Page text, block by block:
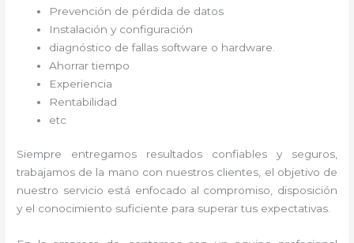
Prevención de pérdida de datos
Instalación y configuración
diagnóstico de fallas software o hardware
Ahorrar tiempo
Experiencia
Rentabilidad
etc
Siempre entregamos resultados confiables y seguros,
trabajamos de la mano con nuestros clientes, el objetivo de
nuestro servicio está enfocado al compromiso, disposición
y el conocimiento suficiente para superar tus expectativas.